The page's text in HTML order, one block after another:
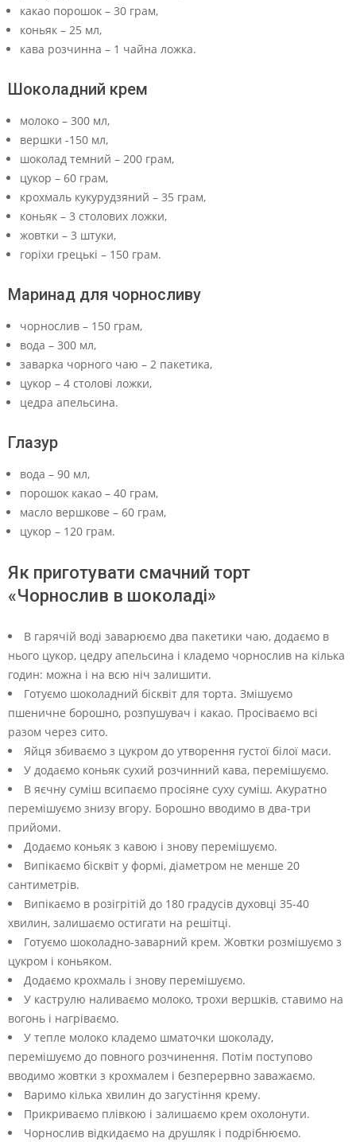
какао порошок – 30 грам,
коньяк – 25 мл,
кава розчинна – 1 чайна ложка.
Шоколадний крем
молоко – 300 мл,
вершки -150 мл,
шоколад темний – 200 грам,
цукор – 60 грам,
крохмаль кукурудзяний – 35 грам,
коньяк – 3 столових ложки,
жовтки – 3 штуки,
горіхи грецькі – 150 грам.
Маринад для чорносливу
чорнослив – 150 грам,
вода – 300 мл,
заварка чорного чаю – 2 пакетика,
цукор – 4 столові ложки,
цедра апельсина.
Глазур
вода – 90 мл,
порошок какао – 40 грам,
масло вершкове – 60 грам,
цукор – 120 грам.
Як приготувати смачний торт
«Чорнослив в шоколаді»
В гарячій воді заварюємо два пакетики чаю, додаємо в
нього цукор, цедру апельсина і кладемо чорнослив на кілька
годин: можна і на всю ніч залишити.
Готуємо шоколадний бісквіт для торта. Змішуємо
пшеничне борошно, розпушувач і какао. Просіваємо всі
разом через сито.
Яйця збиваємо з цукром до утворення густої білої маси.
У додаємо коньяк сухий розчинний кава, перемішуємо.
В яєчну суміш всипаємо просіяне суху суміш. Акуратно
перемішуємо знизу вгору. Борошно вводимо в два-три
прийоми.
Додаємо коньяк з кавою і знову перемішуємо.
Випікаємо бісквіт у формі, діаметром не менше 20
сантиметрів.
Випікаємо в розігрітій до 180 градусів духовці 35-40
хвилин, залишаємо остигати на решітці.
Готуємо шоколадно-заварний крем. Жовтки розмішуємо з
цукром і коньяком.
Додаємо крохмаль і знову перемішуємо.
У каструлю наливаємо молоко, трохи вершків, ставимо на
вогонь і нагріваємо.
У тепле молоко кладемо шматочки шоколаду,
перемішуємо до повного розчинення. Потім поступово
вводимо жовтки з крохмалем і безперервно заважаємо.
Варимо кілька хвилин до загустіння крему.
Прикриваємо плівкою і залишаємо крем охолонути.
Чорнослив відкидаємо на друшляк і подрібнюємо.